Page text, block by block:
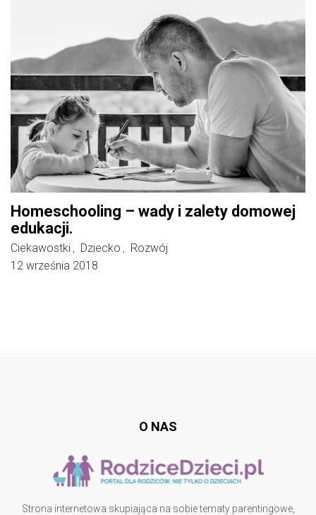
Homeschooling – wady i zalety domowej
edukacji.
Ciekawostki , Dziecko ,
Rozwój
12 września 2018
O NAS
Strona internetowa skupiająca na sobie tematy parentingowe,